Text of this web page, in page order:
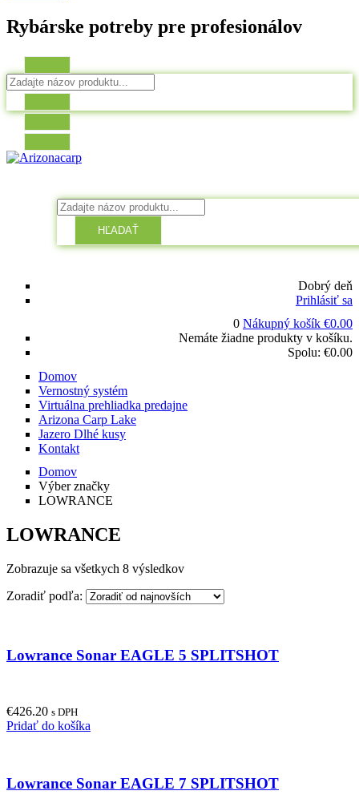
Rybárske potreby pre profesionálov
HĽADAŤ
Dobrý deň
Prihlásiť sa
0 Nákupný košík €0.00
Nemáte žiadne produkty v košíku.
Spolu: €0.00
Domov
Vernostný systém
Virtuálna prehliadka predajne
Arizona Carp Lake
Jazero Dlhé kusy
Kontakt
Domov
Výber značky
LOWRANCE
LOWRANCE
Zobrazuje sa všetkych 8 výsledkov
Zoradiť podľa:
Lowrance Sonar EAGLE 5 SPLITSHOT
€426.20 s DPH
Pridať do košíka
Lowrance Sonar EAGLE 7 SPLITSHOT